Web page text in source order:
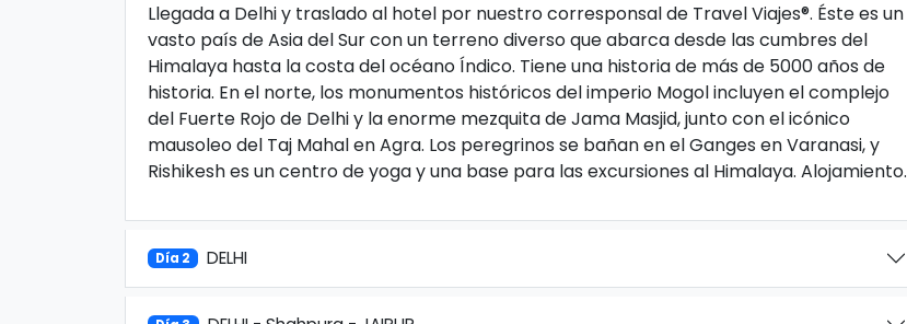
Llegada a Delhi y traslado al hotel por nuestro corresponsal de Travel Viajes®. Éste es un
vasto país de Asia del Sur con un terreno diverso que abarca desde las cumbres del
Himalaya hasta la costa del océano Índico. Tiene una historia de más de 5000 años de
historia. En el norte, los monumentos históricos del imperio Mogol incluyen el complejo
del Fuerte Rojo de Delhi y la enorme mezquita de Jama Masjid, junto con el icónico
mausoleo del Taj Mahal en Agra. Los peregrinos se bañan en el Ganges en Varanasi, y
Rishikesh es un centro de yoga y una base para las excursiones al Himalaya. Alojamiento.
Día 2 DELHI